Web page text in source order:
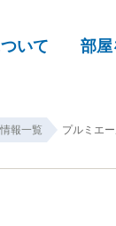
いて 部屋
報一覧 プルミエ